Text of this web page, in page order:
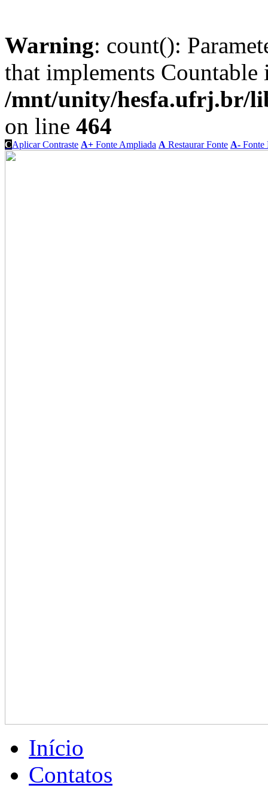
Warning: count():
that implements Countable
/mnt/unity/hesfa.ufrj.br/
on line 464
CAplicar Contraste A+ Fonte Ampliada A Restaurar Fonte A- Fonte
Início
Contatos